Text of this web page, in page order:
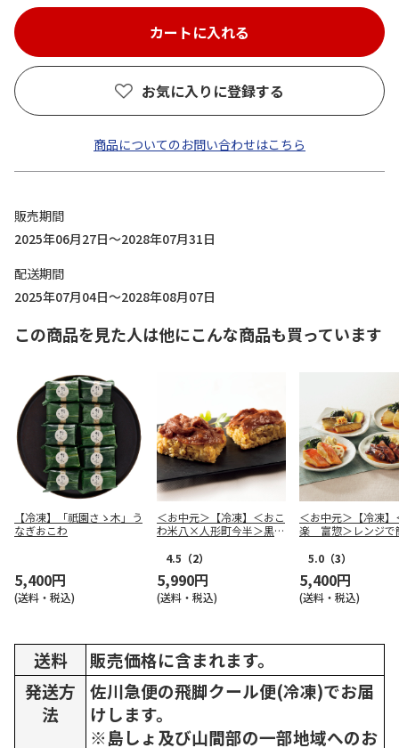
お気に入りに登録する
商品についてのお問い合わせはこちら
販売期間
2025年06月27日～2028年07月31日
配送期間
2025年07月04日～2028年08月07日
この商品を見た人は他にこんな商品も買っています
【冷凍】「祇園さゝ木」う
なぎおこわ
5,400円
(送料・税込)
＜お中元＞【冷凍】＜おこ
わ米八×人形町今半＞黒毛
4.5 （2）
5,990円
(送料・税込)
＜お中元＞【冷凍】
楽 富惣＞レンジで
5.0 （3）
5,400円
(送料・税込)
送料
販売価格に含まれます。
発送方
法
佐川急便の飛脚クール便(冷凍)でお届
けします。
※島しょ及び山間部の一部地域へのお